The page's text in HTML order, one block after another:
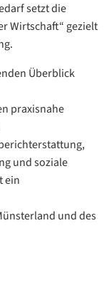
setzt die
Wirtschaft“ gezielt
Überblick
praxisnahe
und soziale
ein
und des